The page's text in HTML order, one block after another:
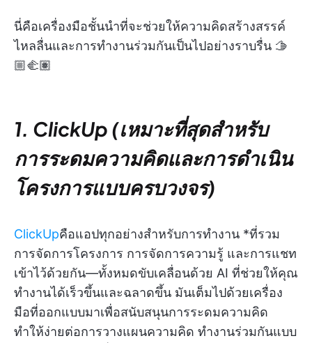
นี่คือเครื่องมือชั้นนำที่จะช่วยให้ความคิดสร้างสรรค์
ไหลลื่นและการทำงานร่วมกันเป็นไปอย่างราบรื่น 🫱
🏼‍🫲🏽
1. ClickUp (เหมาะที่สุดสำหรับ
การระดมความคิดและการดำเนิน
โครงการแบบครบวงจร)
ClickUpคือแอปทุกอย่างสำหรับการทำงาน *ที่รวม
การจัดการโครงการ การจัดการความรู้ และการแชท
เข้าไว้ด้วยกัน—ทั้งหมดขับเคลื่อนด้วย AI ที่ช่วยให้คุณ
ทำงานได้เร็วขึ้นและฉลาดขึ้น มันเต็มไปด้วยเครื่อง
มือที่ออกแบบมาเพื่อสนับสนุนการระดมความคิด
ทำให้ง่ายต่อการวางแผนความคิด ทำงานร่วมกันแบบ